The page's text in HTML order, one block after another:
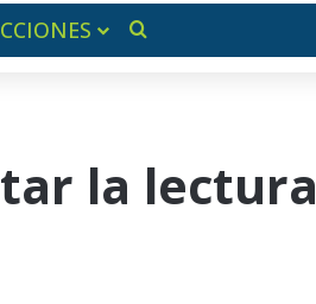
la lectura